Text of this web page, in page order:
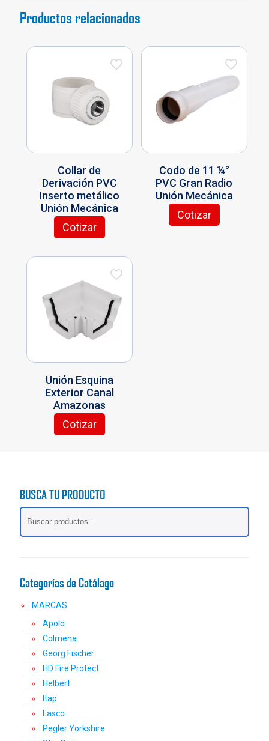
Productos relacionados
Collar de
Derivación PVC
Inserto metálico
Unión Mecánica
Cotizar
Este
tiene
variantes.
Las
opciones
se
pueden
página
de
producto
Codo de 11 ¼°
PVC Gran Radio
Unión Mecánica
Cotizar
Este
Unión Esquina
Exterior Canal
Amazonas
Cotizar
BUSCA TU PRODUCTO
Categorías de Catálago
MARCAS
Apolo
Colmena
Georg Fischer
HD Fire Protect
Helbert
Itap
Lasco
Pegler Yorkshire